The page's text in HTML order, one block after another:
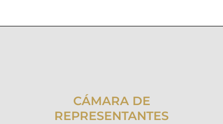
CÁMARA DE
REPRESENTANTES